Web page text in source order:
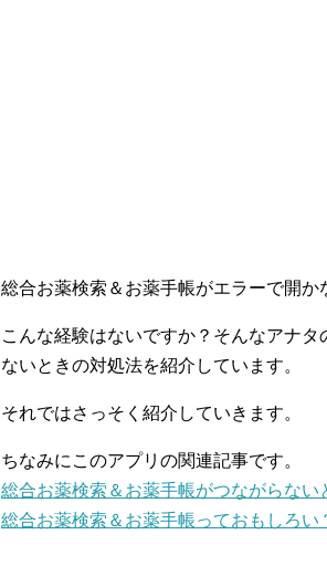
総合お薬検索＆お薬手帳がエラーで開か
こんな経験はないですか？そんなアナ
ないときの対処法を紹介しています。
それではさっそく紹介していきます。
ちなみにこのアプリの関連記事です。
総合お薬検索＆お薬手帳がつながらない
総合お薬検索＆お薬手帳っておもしろい